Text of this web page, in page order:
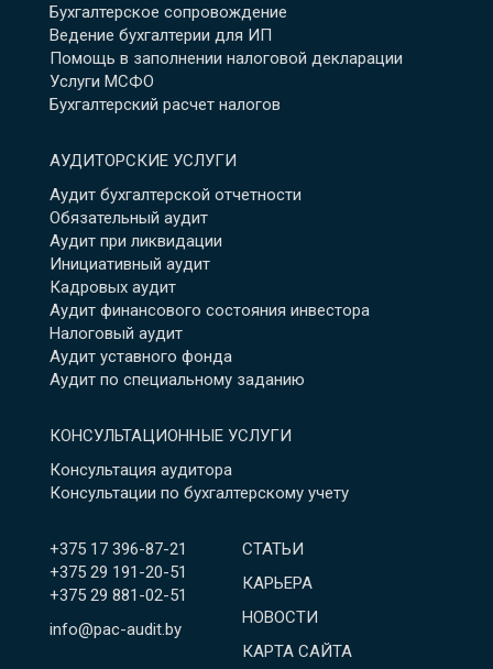
Бухгалтерское сопровождение
Ведение бухгалтерии для ИП
Помощь в заполнении налоговой декларации
Услуги МСФО
Бухгалтерский расчет налогов
АУДИТОРСКИЕ УСЛУГИ
Аудит бухгалтерской отчетности
Обязательный аудит
Аудит при ликвидации
Инициативный аудит
Кадровых аудит
Аудит финансового состояния инвестора
Налоговый аудит
Аудит уставного фонда
Аудит по специальному заданию
КОНСУЛЬТАЦИОННЫЕ УСЛУГИ
Консультация аудитора
Консультации по бухгалтерскому учету
+375 17 396-87-21
+375 29 191-20-51
+375 29 881-02-51
info@pac-audit.by
СТАТЬИ
КАРЬЕРА
НОВОСТИ
КАРТА САЙТА